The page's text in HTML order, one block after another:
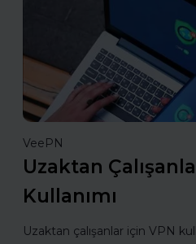
VeePN
Uzaktan
Kullanımı
Uzaktan çalışanlar için VPN